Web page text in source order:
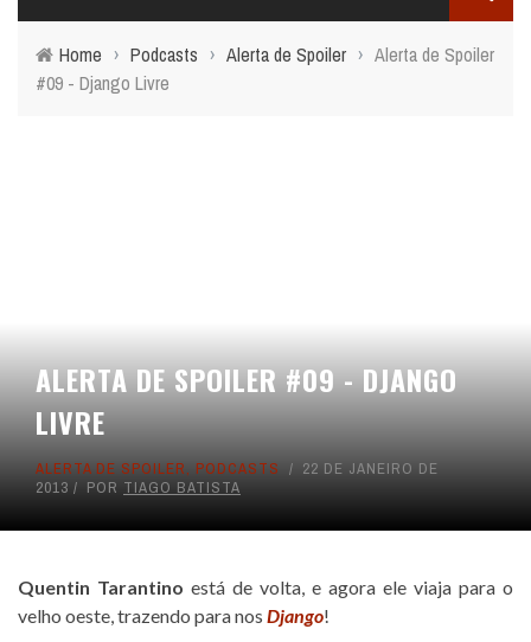
Home › Podcasts › Alerta de Spoiler › Alerta de Spoiler
#09 - Django Livre
ALERTA DE SPOILER #09 - DJANGO
LIVRE
ALERTA DE SPOILER, PODCASTS
22 DE JANEIRO DE
2013
POR TIAGO BATISTA
Quentin Tarantino está de volta, e agora ele viaja para o
velho oeste, trazendo para nos Django!